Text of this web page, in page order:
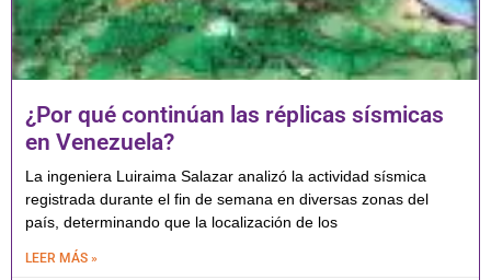
¿Por qué continúan las réplicas sísmicas
en Venezuela?
La ingeniera Luiraima Salazar analizó la actividad sísmica
registrada durante el fin de semana en diversas zonas del
país, determinando que la localización de los
LEER MÁS »